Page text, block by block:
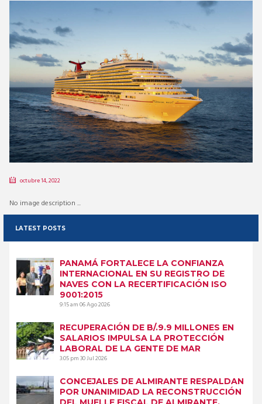
octubre 14, 2022
No image description ...
LATEST POSTS
PANAMÁ FORTALECE LA CONFIANZA
INTERNACIONAL EN SU REGISTRO DE
NAVES CON LA RECERTIFICACIÓN ISO
9001:2015
9:15 am06 Ago 2026
RECUPERACIÓN DE B/.9.9 MILLONES EN
SALARIOS IMPULSA LA PROTECCIÓN
LABORAL DE LA GENTE DE MAR
3:05 pm30 Jul 2026
CONCEJALES DE ALMIRANTE RESPALDAN
POR UNANIMIDAD LA RECONSTRUCCIÓN